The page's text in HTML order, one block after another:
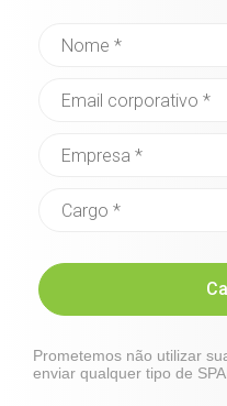
Prometemos não utilizar
enviar qualquer tipo de